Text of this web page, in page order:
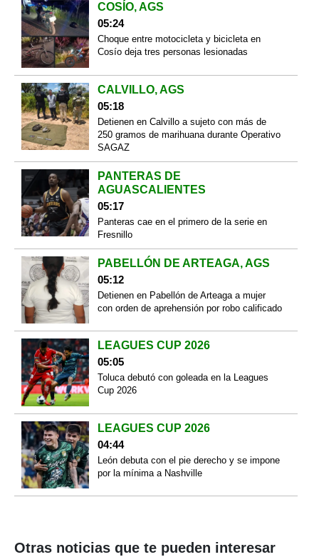
COSÍO, AGS
05:24
Choque entre motocicleta y bicicleta en
Cosío deja tres personas lesionadas
CALVILLO, AGS
05:18
Detienen en Calvillo a sujeto con más de
250 gramos de marihuana durante Operativo
SAGAZ
PANTERAS DE
AGUASCALIENTES
05:17
Panteras cae en el primero de la serie en
Fresnillo
PABELLÓN DE ARTEAGA, AGS
05:12
Detienen en Pabellón de Arteaga a mujer
con orden de aprehensión por robo calificado
LEAGUES CUP 2026
05:05
Toluca debutó con goleada en la Leagues
Cup 2026
LEAGUES CUP 2026
04:44
León debuta con el pie derecho y se impone
por la mínima a Nashville
Otras noticias que te pueden interesar